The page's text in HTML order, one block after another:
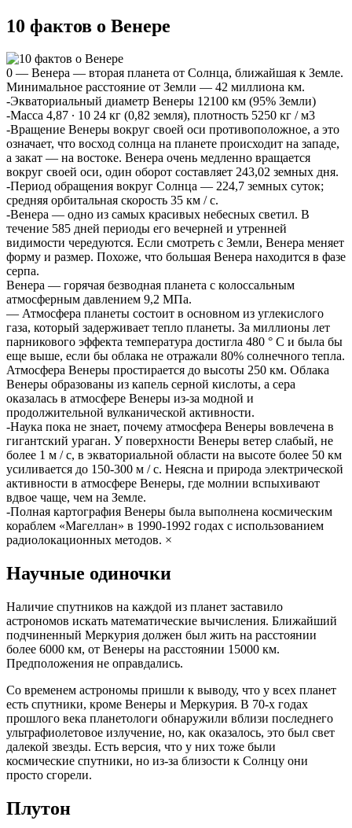
10 фактов о Венере
0 — Венера — вторая планета от Солнца, ближайшая к Земле.
Минимальное расстояние от Земли — 42 миллиона км.
-Экваториальный диаметр Венеры 12100 км (95% Земли)
-Масса 4,87 ∙ 10 24 кг (0,82 земля), плотность 5250 кг / м3
-Вращение Венеры вокруг своей оси противоположное, а это
означает, что восход солнца на планете происходит на западе,
а закат — на востоке. Венера очень медленно вращается
вокруг своей оси, один оборот составляет 243,02 земных дня.
-Период обращения вокруг Солнца — 224,7 земных суток;
средняя орбитальная скорость 35 км / с.
-Венера — одно из самых красивых небесных светил. В
течение 585 дней периоды его вечерней и утренней
видимости чередуются. Если смотреть с Земли, Венера меняет
форму и размер. Похоже, что большая Венера находится в фазе
серпа.
Венера — горячая безводная планета с колоссальным
атмосферным давлением 9,2 МПа.
— Атмосфера планеты состоит в основном из углекислого
газа, который задерживает тепло планеты. За миллионы лет
парникового эффекта температура достигла 480 ° C и была бы
еще выше, если бы облака не отражали 80% солнечного тепла.
Атмосфера Венеры простирается до высоты 250 км. Облака
Венеры образованы из капель серной кислоты, а сера
оказалась в атмосфере Венеры из-за модной и
продолжительной вулканической активности.
-Наука пока не знает, почему атмосфера Венеры вовлечена в
гигантский ураган. У поверхности Венеры ветер слабый, не
более 1 м / с, в экваториальной области на высоте более 50 км
усиливается до 150-300 м / с. Неясна и природа электрической
активности в атмосфере Венеры, где молнии вспыхивают
вдвое чаще, чем на Земле.
-Полная картография Венеры была выполнена космическим
кораблем «Магеллан» в 1990-1992 годах с использованием
радиолокационных методов. ×
Научные одиночки
Наличие спутников на каждой из планет заставило
астрономов искать математические вычисления. Ближайший
подчиненный Меркурия должен был жить на расстоянии
более 6000 км, от Венеры на расстоянии 15000 км.
Предположения не оправдались.
Со временем астрономы пришли к выводу, что у всех планет
есть спутники, кроме Венеры и Меркурия. В 70-х годах
прошлого века планетологи обнаружили вблизи последнего
ультрафиолетовое излучение, но, как оказалось, это был свет
далекой звезды. Есть версия, что у них тоже были
космические спутники, но из-за близости к Солнцу они
просто сгорели.
Плутон